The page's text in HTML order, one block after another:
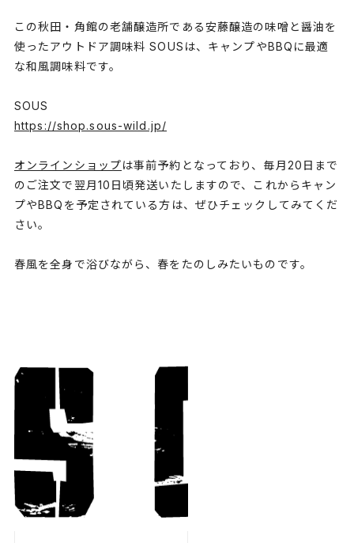
この秋田・角館の老舗醸造所である安藤醸造の味噌と醤油を
使ったアウトドア調味料 SOUSは、キャンプやBBQに最適
な和風調味料です。
SOUS
https://shop.sous-wild.jp/
オンラインショップは事前予約となっており、毎月20日まで
のご注文で翌月10日頃発送いたしますので、これからキャン
プやBBQを予定されている方は、ぜひチェックしてみてくだ
さい。
春風を全身で浴びながら、春をたのしみたいものです。